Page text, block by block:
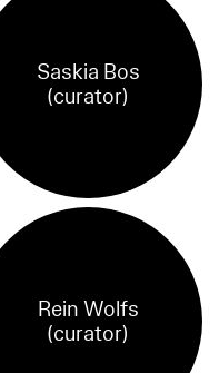
Saskia Bos
(curator)
Rein Wolfs
(curator)